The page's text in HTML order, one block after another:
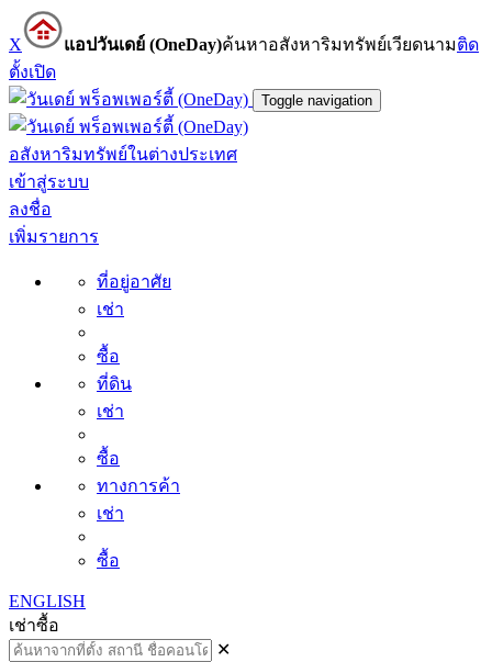
X แอปวันเดย์ (OneDay)ค้นหาอสังหาริมทรัพย์เวียดนามติด
ตั้งเปิด
Toggle navigation
อสังหาริมทรัพย์ในต่างประเทศ
เข้าสู่ระบบ
ลงชื่อ
เพิ่มรายการ
ที่อยู่อาศัย
เช่า
ซื้อ
ที่ดิน
เช่า
ซื้อ
ทางการค้า
เช่า
ซื้อ
ENGLISH
เช่าซื้อ
✕